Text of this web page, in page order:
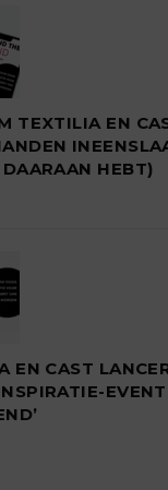
TEXTILIA EN
HEBT)
EN CAST
EVENT